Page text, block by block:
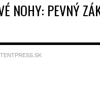
NOHY: PEVNÝ